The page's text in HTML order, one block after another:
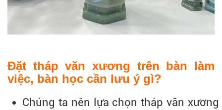
Đặt tháp văn xương trên bàn làm
việc, bàn học cần lưu ý gì?
Chúng ta nên lựa chọn tháp văn xương